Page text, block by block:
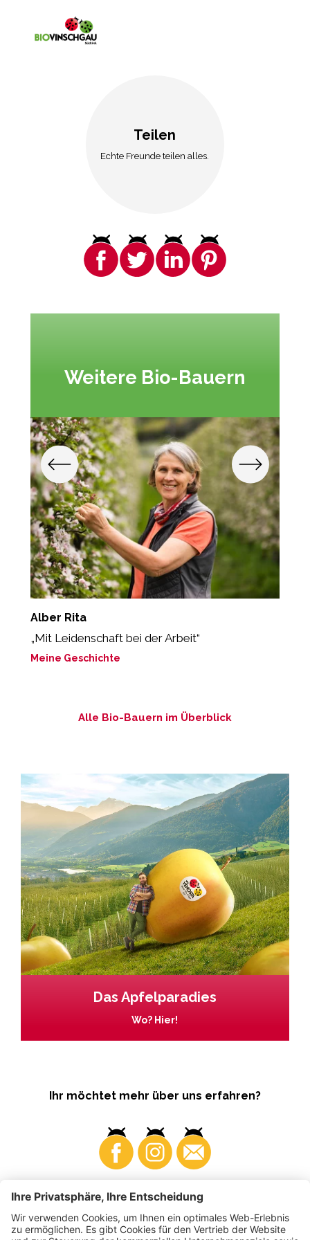
Teilen
Echte Freunde teilen alles.
Weitere Bio-Bauern
Alber Rita
„Mit Leidenschaft bei der Arbeit“
Meine Geschichte
Alle Bio-Bauern im Überblick
Das Apfelparadies
Wo? Hier!
Ihr möchtet mehr über uns erfahren?
Business Produzenten